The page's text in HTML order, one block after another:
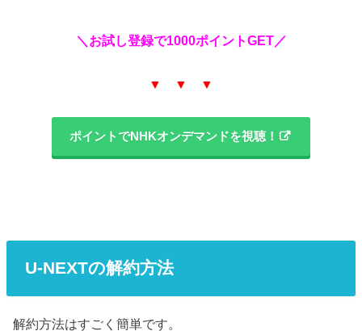
＼お試し登録で1000ポイントGET／
▼ ▼ ▼
ポイントでNHKオンデマンドを視聴！
U-NEXTの解約方法
解約方法はすごく簡単です。